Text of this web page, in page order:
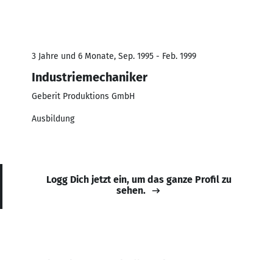
3 Jahre und 6 Monate, Sep. 1995 - Feb. 1999
Industriemechaniker
Geberit Produktions GmbH
Ausbildung
Logg Dich jetzt ein, um das ganze Profil zu
sehen.